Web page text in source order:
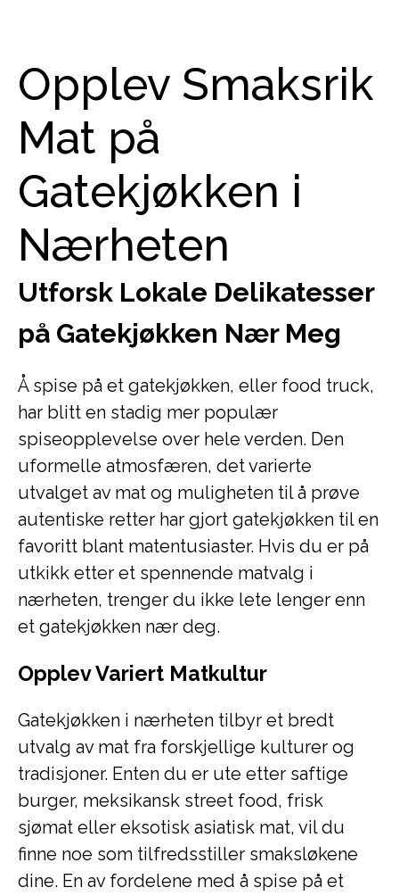
Opplev Smaksrik
Mat på
Gatekjøkken i
Nærheten
Utforsk Lokale Delikatesser
på Gatekjøkken Nær Meg
Å spise på et gatekjøkken, eller food truck,
har blitt en stadig mer populær
spiseopplevelse over hele verden. Den
uformelle atmosfæren, det varierte
utvalget av mat og muligheten til å prøve
autentiske retter har gjort gatekjøkken til en
favoritt blant matentusiaster. Hvis du er på
utkikk etter et spennende matvalg i
nærheten, trenger du ikke lete lenger enn
et gatekjøkken nær deg.
Opplev Variert Matkultur
Gatekjøkken i nærheten tilbyr et bredt
utvalg av mat fra forskjellige kulturer og
tradisjoner. Enten du er ute etter saftige
burger, meksikansk street food, frisk
sjømat eller eksotisk asiatisk mat, vil du
finne noe som tilfredsstiller smaksløkene
dine. En av fordelene med å spise på et